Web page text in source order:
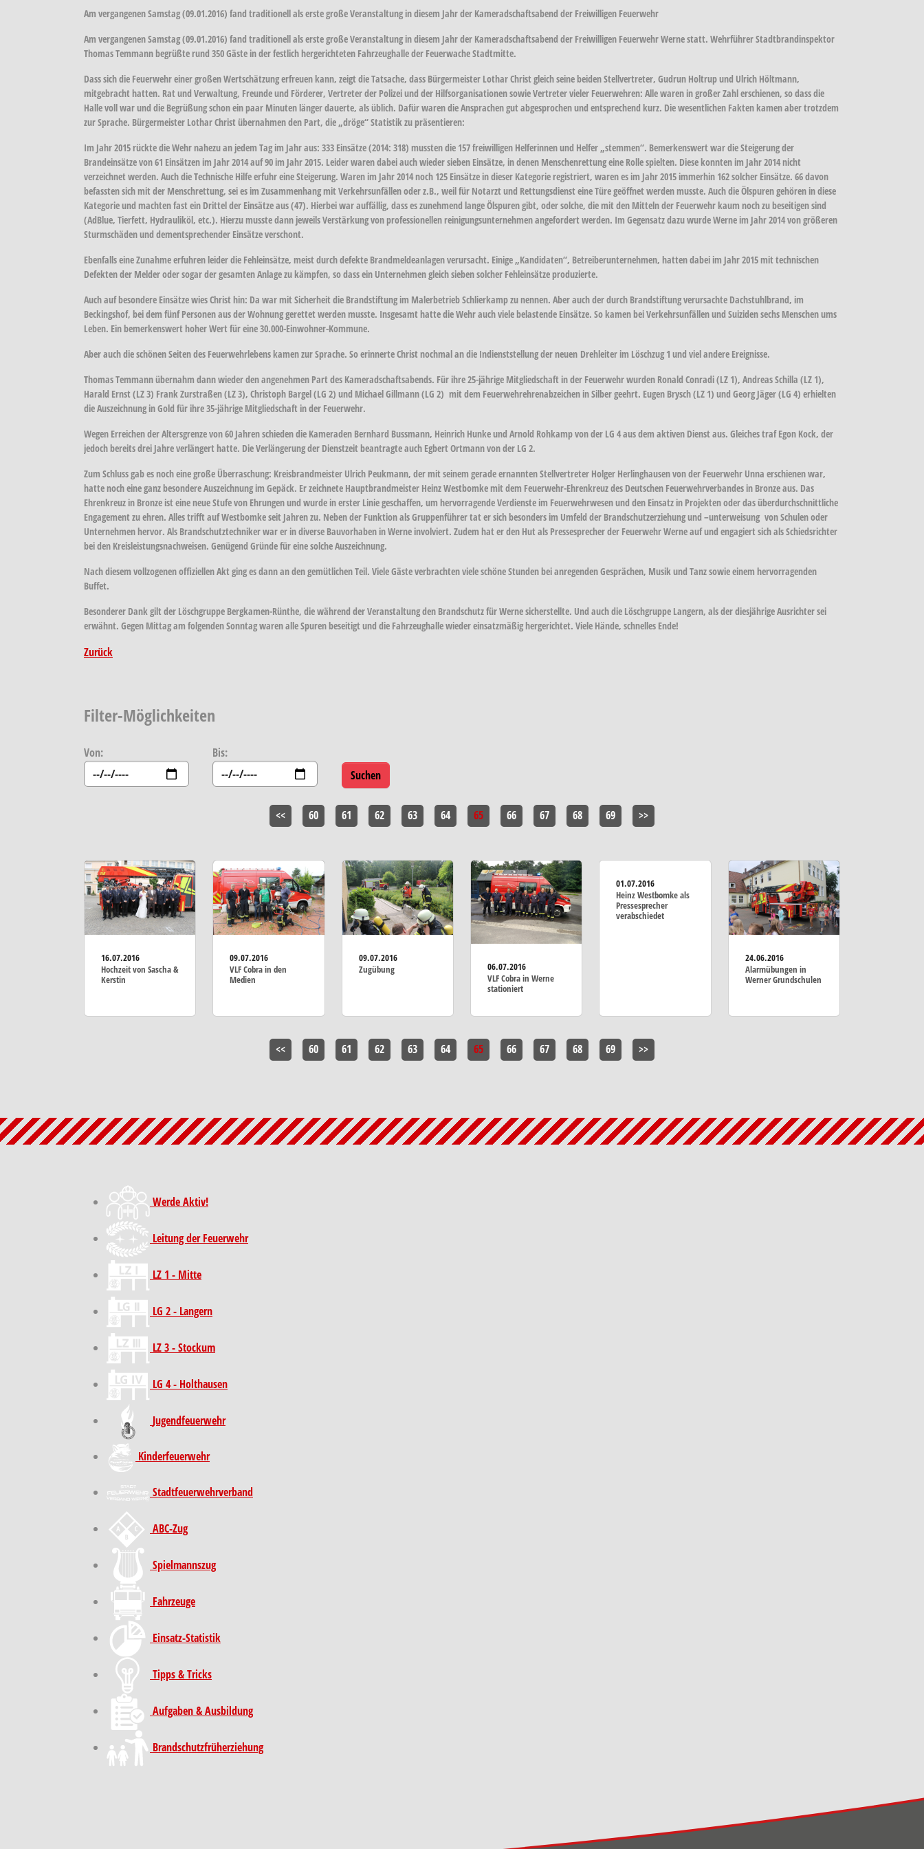
Am vergangenen Samstag (09.01.2016) fand traditionell als erste große Veranstaltung in diesem Jahr der Kameradschaftsabend der Freiwilligen Feuerwehr
Am vergangenen Samstag (09.01.2016) fand traditionell als erste große Veranstaltung in diesem Jahr der Kameradschaftsabend der Freiwilligen Feuerwehr Werne statt. Wehrführer Stadtbrandinspektor
Thomas Temmann begrüßte rund 350 Gäste in der festlich hergerichteten Fahrzeughalle der Feuerwache Stadtmitte.
Dass sich die Feuerwehr einer großen Wertschätzung erfreuen kann, zeigt die Tatsache, dass Bürgermeister Lothar Christ gleich seine beiden Stellvertreter, Gudrun Holtrup und Ulrich Höltmann,
mitgebracht hatten. Rat und Verwaltung, Freunde und Förderer, Vertreter der Polizei und der Hilfsorganisationen sowie Vertreter vieler Feuerwehren: Alle waren in großer Zahl erschienen, so dass die
Halle voll war und die Begrüßung schon ein paar Minuten länger dauerte, als üblich. Dafür waren die Ansprachen gut abgesprochen und entsprechend kurz. Die wesentlichen Fakten kamen aber trotzdem
zur Sprache. Bürgermeister Lothar Christ übernahmen den Part, die „dröge“ Statistik zu präsentieren:
Im Jahr 2015 rückte die Wehr nahezu an jedem Tag im Jahr aus: 333 Einsätze (2014: 318) mussten die 157 freiwilligen Helferinnen und Helfer „stemmen“. Bemerkenswert war die Steigerung der
Brandeinsätze von 61 Einsätzen im Jahr 2014 auf 90 im Jahr 2015. Leider waren dabei auch wieder sieben Einsätze, in denen Menschenrettung eine Rolle spielten. Diese konnten im Jahr 2014 nicht
verzeichnet werden. Auch die Technische Hilfe erfuhr eine Steigerung. Waren im Jahr 2014 noch 125 Einsätze in dieser Kategorie registriert, waren es im Jahr 2015 immerhin 162 solcher Einsätze. 66 davon
befassten sich mit der Menschrettung, sei es im Zusammenhang mit Verkehrsunfällen oder z.B., weil für Notarzt und Rettungsdienst eine Türe geöffnet werden musste. Auch die Ölspuren gehören in diese
Kategorie und machten fast ein Drittel der Einsätze aus (47). Hierbei war auffällig, dass es zunehmend lange Ölspuren gibt, oder solche, die mit den Mitteln der Feuerwehr kaum noch zu beseitigen sind
(AdBlue, Tierfett, Hydrauliköl, etc.). Hierzu musste dann jeweils Verstärkung von professionellen reinigungsunternehmen angefordert werden. Im Gegensatz dazu wurde Werne im Jahr 2014 von größeren
Sturmschäden und dementsprechender Einsätze verschont.
Ebenfalls eine Zunahme erfuhren leider die Fehleinsätze, meist durch defekte Brandmeldeanlagen verursacht. Einige „Kandidaten“, Betreiberunternehmen, hatten dabei im Jahr 2015 mit technischen
Defekten der Melder oder sogar der gesamten Anlage zu kämpfen, so dass ein Unternehmen gleich sieben solcher Fehleinsätze produzierte.
Auch auf besondere Einsätze wies Christ hin: Da war mit Sicherheit die Brandstiftung im Malerbetrieb Schlierkamp zu nennen. Aber auch der durch Brandstiftung verursachte Dachstuhlbrand, im
Beckingshof, bei dem fünf Personen aus der Wohnung gerettet werden musste. Insgesamt hatte die Wehr auch viele belastende Einsätze. So kamen bei Verkehrsunfällen und Suiziden sechs Menschen ums
Leben. Ein bemerkenswert hoher Wert für eine 30.000-Einwohner-Kommune.
Aber auch die schönen Seiten des Feuerwehrlebens kamen zur Sprache. So erinnerte Christ nochmal an die Indienststellung der neuen Drehleiter im Löschzug 1 und viel andere Ereignisse.
Thomas Temmann übernahm dann wieder den angenehmen Part des Kameradschaftsabends. Für ihre 25-jährige Mitgliedschaft in der Feuerwehr wurden Ronald Conradi (LZ 1), Andreas Schilla (LZ 1),
Harald Ernst (LZ 3) Frank Zurstraßen (LZ 3), Christoph Bargel (LG 2) und Michael Gillmann (LG 2) mit dem Feuerwehrehrenabzeichen in Silber geehrt. Eugen Brysch (LZ 1) und Georg Jäger (LG 4) erhielten
die Auszeichnung in Gold für ihre 35-jährige Mitgliedschaft in der Feuerwehr.
Wegen Erreichen der Altersgrenze von 60 Jahren schieden die Kameraden Bernhard Bussmann, Heinrich Hunke und Arnold Rohkamp von der LG 4 aus dem aktiven Dienst aus. Gleiches traf Egon Kock, der
jedoch bereits drei Jahre verlängert hatte. Die Verlängerung der Dienstzeit beantragte auch Egbert Ortmann von der LG 2.
Zum Schluss gab es noch eine große Überraschung: Kreisbrandmeister Ulrich Peukmann, der mit seinem gerade ernannten Stellvertreter Holger Herlinghausen von der Feuerwehr Unna erschienen war,
hatte noch eine ganz besondere Auszeichnung im Gepäck. Er zeichnete Hauptbrandmeister Heinz Westbomke mit dem Feuerwehr-Ehrenkreuz des Deutschen Feuerwehrverbandes in Bronze aus. Das
Ehrenkreuz in Bronze ist eine neue Stufe von Ehrungen und wurde in erster Linie geschaffen, um hervorragende Verdienste im Feuerwehrwesen und den Einsatz in Projekten oder das überdurchschnittliche
Engagement zu ehren. Alles trifft auf Westbomke seit Jahren zu. Neben der Funktion als Gruppenführer tat er sich besonders im Umfeld der Brandschutzerziehung und –unterweisung von Schulen oder
Unternehmen hervor. Als Brandschutztechniker war er in diverse Bauvorhaben in Werne involviert. Zudem hat er den Hut als Pressesprecher der Feuerwehr Werne auf und engagiert sich als Schiedsrichter
bei den Kreisleistungsnachweisen. Genügend Gründe für eine solche Auszeichnung.
Nach diesem vollzogenen offiziellen Akt ging es dann an den gemütlichen Teil. Viele Gäste verbrachten viele schöne Stunden bei anregenden Gesprächen, Musik und Tanz sowie einem hervorragenden
Buffet.
Besonderer Dank gilt der Löschgruppe Bergkamen-Rünthe, die während der Veranstaltung den Brandschutz für Werne sicherstellte. Und auch die Löschgruppe Langern, als der diesjährige Ausrichter sei
erwähnt. Gegen Mittag am folgenden Sonntag waren alle Spuren beseitigt und die Fahrzeughalle wieder einsatzmäßig hergerichtet. Viele Hände, schnelles Ende!
Zurück
Filter-Möglichkeiten
Von: Bis:
<< 60 61 62 63 64 65 66 67 68 69 >>
16.07.2016
Hochzeit von Sascha &
Kerstin
09.07.2016
VLF Cobra in den
Medien
09.07.2016
Zugübung
06.07.2016
VLF Cobra in Werne
stationiert
01.07.2016
Heinz Westbomke als
Pressesprecher
verabschiedet
24.06.2016
Alarmübungen in
Werner Grundschulen
<< 60 61 62 63 64 65 66 67 68 69 >>
Werde Aktiv!
Leitung der Feuerwehr
LZ 1 - Mitte
LG 2 - Langern
LZ 3 - Stockum
LG 4 - Holthausen
Jugendfeuerwehr
Kinder­feuer­wehr
Stadt­feuer­wehr­verband
ABC-Zug
Spielmannszug
Fahrzeuge
Einsatz-Statistik
Tipps & Tricks
Aufgaben & Ausbildung
Brand­schutz­früh­erziehung